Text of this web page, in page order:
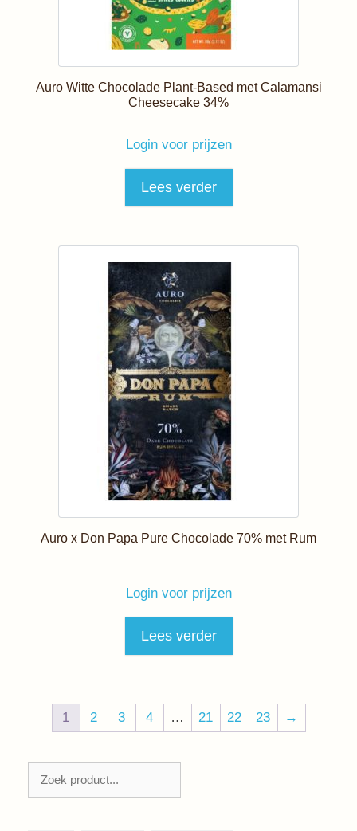
Auro Witte Chocolade Plant-Based met Calamansi
Cheesecake 34%
Login voor prijzen
Lees verder
Auro x Don Papa Pure Chocolade 70% met Rum
Login voor prijzen
Lees verder
1 2 3 4 … 21 22 23 →